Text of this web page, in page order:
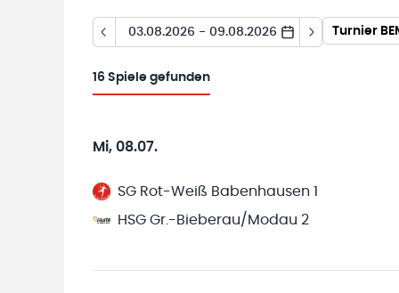
03.08.2026 - 09.08.2026 Turnier
16 Spiele gefunden
Mi, 08.07.
SG Rot-Weiß Babenhausen 1
HSG Gr.-Bieberau/Modau 2